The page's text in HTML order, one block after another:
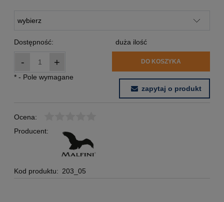
Dostępność: duża ilość
- + DO KOSZYKA
* - Pole wymagane
zapytaj o produkt
Ocena:
Producent:
Kod produktu: 203_05